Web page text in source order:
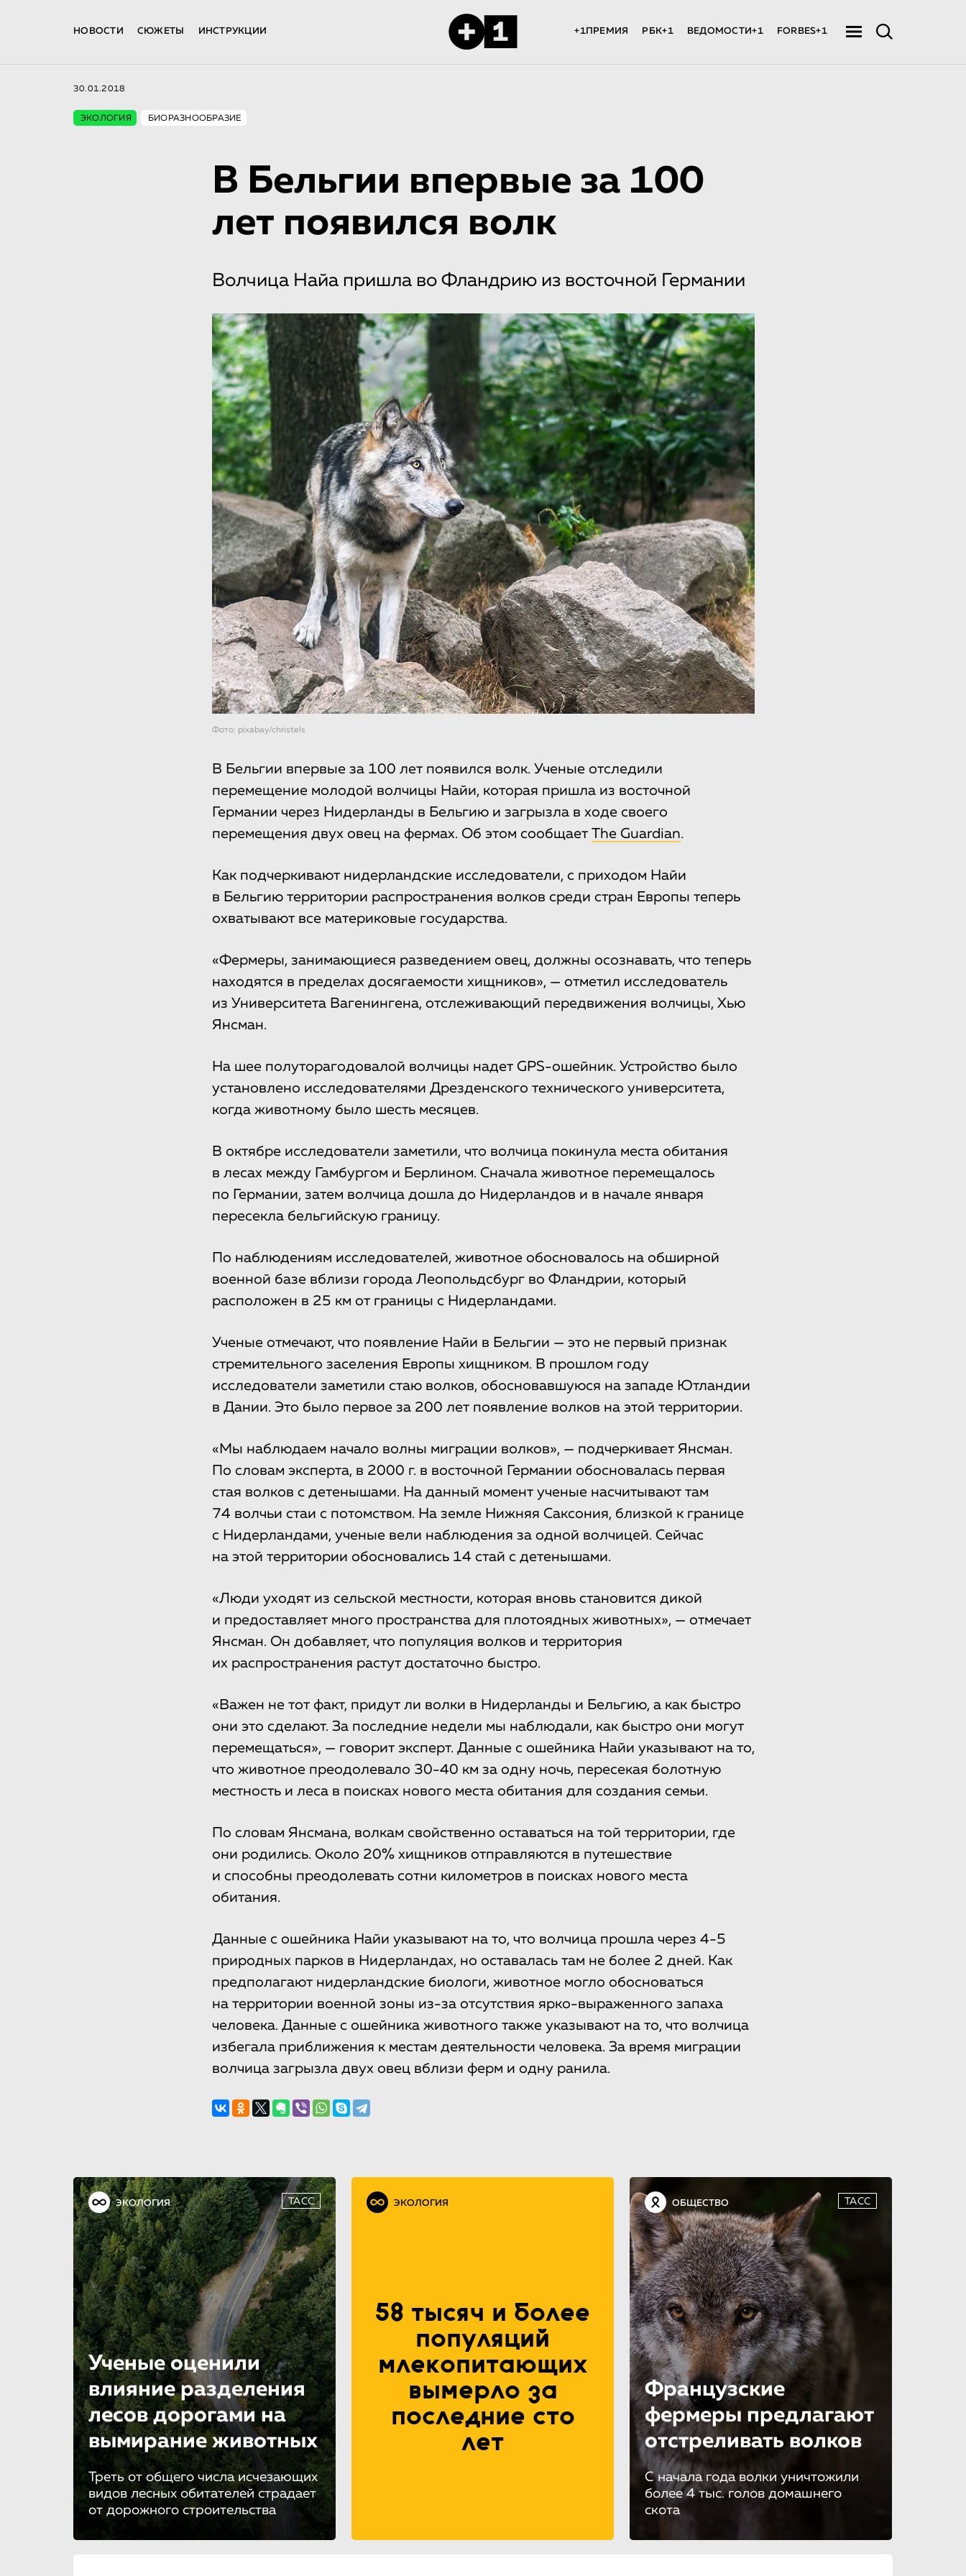
НОВОСТИ СЮЖЕТЫ ИНСТРУКЦИИ +1ПРЕМИЯ РБК+1 ВЕДОМОСТИ+1 FORBES+1
30.01.2018
ЭКОЛОГИЯ БИОРАЗНООБРАЗИЕ
В Бельгии впервые за 100
лет появился волк
Волчица Найа пришла во Фландрию из восточной Германии
Фото: pixabay/christels
В Бельгии впервые за 100 лет появился волк. Ученые отследили
перемещение молодой волчицы Найи, которая пришла из восточной
Германии через Нидерланды в Бельгию и загрызла в ходе своего
перемещения двух овец на фермах. Об этом сообщает The Guardian.
Как подчеркивают нидерландские исследователи, с приходом Найи
в Бельгию территории распространения волков среди стран Европы теперь
охватывают все материковые государства.
«Фермеры, занимающиеся разведением овец, должны осознавать, что теперь
находятся в пределах досягаемости хищников», — отметил исследователь
из Университета Вагенингена, отслеживающий передвижения волчицы, Хью
Янсман.
На шее полуторагодовалой волчицы надет GPS-ошейник. Устройство было
установлено исследователями Дрезденского технического университета,
когда животному было шесть месяцев.
В октябре исследователи заметили, что волчица покинула места обитания
в лесах между Гамбургом и Берлином. Сначала животное перемещалось
по Германии, затем волчица дошла до Нидерландов и в начале января
пересекла бельгийскую границу.
По наблюдениям исследователей, животное обосновалось на обширной
военной базе вблизи города Леопольдсбург во Фландрии, который
расположен в 25 км от границы с Нидерландами.
Ученые отмечают, что появление Найи в Бельгии — это не первый признак
стремительного заселения Европы хищником. В прошлом году
исследователи заметили стаю волков, обосновавшуюся на западе Ютландии
в Дании. Это было первое за 200 лет появление волков на этой территории.
«Мы наблюдаем начало волны миграции волков», — подчеркивает Янсман.
По словам эксперта, в 2000 г. в восточной Германии обосновалась первая
стая волков с детенышами. На данный момент ученые насчитывают там
74 волчьи стаи с потомством. На земле Нижняя Саксония, близкой к границе
с Нидерландами, ученые вели наблюдения за одной волчицей. Сейчас
на этой территории обосновались 14 стай с детенышами.
«Люди уходят из сельской местности, которая вновь становится дикой
и предоставляет много пространства для плотоядных животных», — отмечает
Янсман. Он добавляет, что популяция волков и территория
их распространения растут достаточно быстро.
«Важен не тот факт, придут ли волки в Нидерланды и Бельгию, а как быстро
они это сделают. За последние недели мы наблюдали, как быстро они могут
перемещаться», — говорит эксперт. Данные с ошейника Найи указывают на то,
что животное преодолевало 30-40 км за одну ночь, пересекая болотную
местность и леса в поисках нового места обитания для создания семьи.
По словам Янсмана, волкам свойственно оставаться на той территории, где
они родились. Около 20% хищников отправляются в путешествие
и способны преодолевать сотни километров в поисках нового места
обитания.
Данные с ошейника Найи указывают на то, что волчица прошла через 4-5
природных парков в Нидерландах, но оставалась там не более 2 дней. Как
предполагают нидерландские биологи, животное могло обосноваться
на территории военной зоны из-за отсутствия ярко-выраженного запаха
человека. Данные с ошейника животного также указывают на то, что волчица
избегала приближения к местам деятельности человека. За время миграции
волчица загрызла двух овец вблизи ферм и одну ранила.
ЭКОЛОГИЯ ТАСС
Ученые оценили
влияние разделения
лесов дорогами на
вымирание животных
Треть от общего числа исчезающих
видов лесных обитателей страдает
от дорожного строительства
ЭКОЛОГИЯ
58 тысяч и более
популяций
млекопитающих
вымерло за
последние сто
лет
ОБЩЕСТВО ТАСС
Французские
фермеры предлагают
отстреливать волков
С начала года волки уничтожили
более 4 тыс. голов домашнего
скота